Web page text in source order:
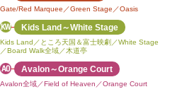
Gate/Red Marquee／Green Stage／Oasis
Kids Land～White Stage
Kids Land／ところ天国＆富士映劇／White Stage
／Board Walk全域／木道亭
Avalon～Orange Court
Avalon全域／Field of Heaven／Orange Court